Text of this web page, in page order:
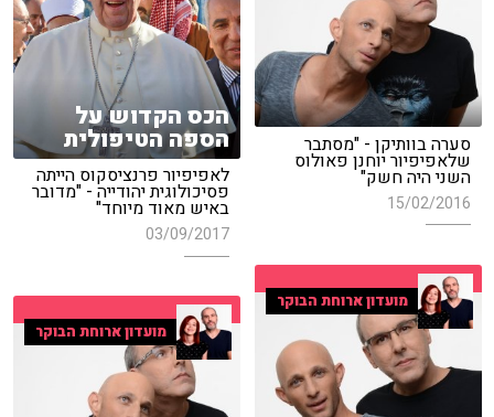
הכס הקדוש על
הספה הטיפולית
לאפיפיור פרנציסקוס הייתה
פסיכולוגית יהודייה - "מדובר
באיש מאוד מיוחד"
03/09/2017
סערה בוותיקן - "מסתבר
שלאפיפיור יוחנן פאולוס
השני היה חשק"
15/02/2016
מועדון ארוחת הבוקר
מועדון ארוחת הבוקר